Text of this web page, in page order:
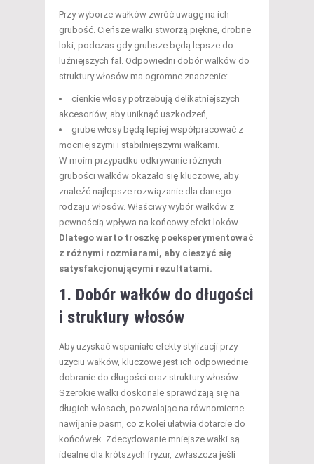
Przy wyborze wałków zwróć uwagę na ich
grubość. Cieńsze wałki stworzą piękne, drobne
loki, podczas gdy grubsze będą lepsze do
luźniejszych fal. Odpowiedni dobór wałków do
struktury włosów ma ogromne znaczenie:
cienkie włosy potrzebują delikatniejszych
akcesoriów, aby uniknąć uszkodzeń,
grube włosy będą lepiej współpracować z
mocniejszymi i stabilniejszymi wałkami.
W moim przypadku odkrywanie różnych
grubości wałków okazało się kluczowe, aby
znaleźć najlepsze rozwiązanie dla danego
rodzaju włosów. Właściwy wybór wałków z
pewnością wpływa na końcowy efekt loków.
Dlatego warto troszkę poeksperymentować
z różnymi rozmiarami, aby cieszyć się
satysfakcjonującymi rezultatami.
1. Dobór wałków do długości
i struktury włosów
Aby uzyskać wspaniałe efekty stylizacji przy
użyciu wałków, kluczowe jest ich odpowiednie
dobranie do długości oraz struktury włosów.
Szerokie wałki doskonale sprawdzają się na
długich włosach, pozwalając na równomierne
nawijanie pasm, co z kolei ułatwia dotarcie do
końcówek. Zdecydowanie mniejsze wałki są
idealne dla krótszych fryzur, zwłaszcza jeśli